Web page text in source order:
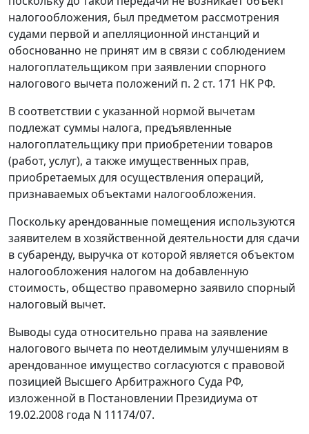
налогообложения, был предметом рассмотрения
судами первой и апелляционной инстанций и
обоснованно не принят им в связи с соблюдением
налогоплательщиком при заявлении спорного
налогового вычета положений п. 2 ст. 171 НК РФ.
В соответствии с указанной нормой вычетам
подлежат суммы налога, предъявленные
налогоплательщику при приобретении товаров
(работ, услуг), а также имущественных прав,
приобретаемых для осуществления операций,
признаваемых объектами налогообложения.
Поскольку арендованные помещения используются
заявителем в хозяйственной деятельности для сдачи
в субаренду, выручка от которой является объектом
налогообложения налогом на добавленную
стоимость, общество правомерно заявило спорный
налоговый вычет.
Выводы суда относительно права на заявление
налогового вычета по неотделимым улучшениям в
арендованное имущество согласуются с правовой
позицией Высшего Арбитражного Суда РФ,
изложенной в Постановлении Президиума от
19.02.2008 года N 11174/07.